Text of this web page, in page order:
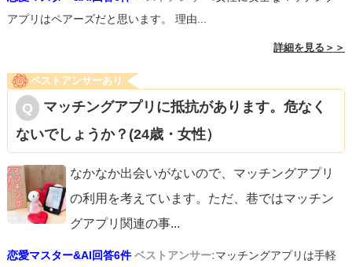
アプリはペアーズだと思います。 理由...
詳細を見る＞＞
ベストアンサーあり
マッチングアプリに抵抗があります。危なく
ないでしょうか？(24歳・女性）
なかなか出会いがないので、マッチングアプリ
の利用を考えています。ただ、巷ではマッチン
グアプリ関連の事...
恋愛マスター&AI回答6件 ベストアンサー:マッチングアプリは手軽